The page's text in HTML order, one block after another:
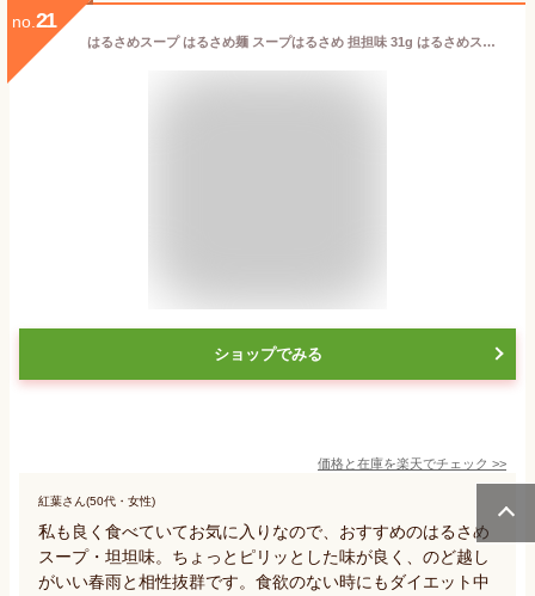
no. 21
はるさめスープ はるさめ麺 スープはるさめ 担担味 31g はるさめスープ はるさめ麺 ヘルシー スープはるさめ カップスープ 春雨 低カロリー カップ麺 おにぎりに合う 坦坦味 インスタント 即席 エースコック ACECOOK エースコック
ショップでみる
価格と在庫を楽天でチェック >>
紅葉さん(50代・女性)
私も良く食べていてお気に入りなので、おすすめのはるさめ
スープ・坦坦味。ちょっとピリッとした味が良く、のど越し
がいい春雨と相性抜群です。食欲のない時にもダイエット中